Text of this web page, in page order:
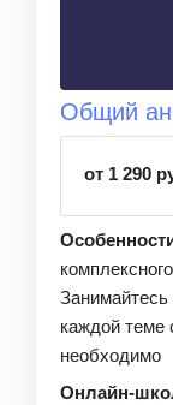
Общий
от 1 290
каждой теме
необходимо
Онлайн-